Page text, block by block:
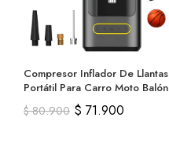
Compresor Inflador De Llantas
Portátil Para Carro Moto Balón
$80.900 $ 71.900